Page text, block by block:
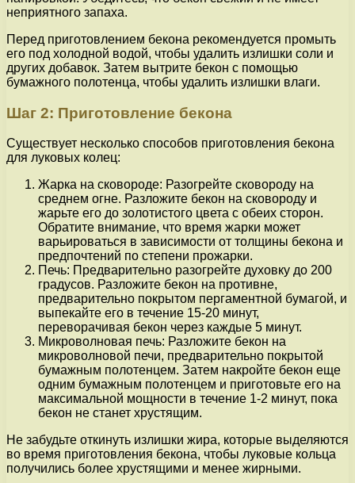
неприятного запаха.
Перед приготовлением бекона рекомендуется промыть
его под холодной водой, чтобы удалить излишки соли и
других добавок. Затем вытрите бекон с помощью
бумажного полотенца, чтобы удалить излишки влаги.
Шаг 2: Приготовление бекона
Существует несколько способов приготовления бекона
для луковых колец:
Жарка на сковороде: Разогрейте сковороду на
среднем огне. Разложите бекон на сковороду и
жарьте его до золотистого цвета с обеих сторон.
Обратите внимание, что время жарки может
варьироваться в зависимости от толщины бекона и
предпочтений по степени прожарки.
Печь: Предварительно разогрейте духовку до 200
градусов. Разложите бекон на противне,
предварительно покрытом пергаментной бумагой, и
выпекайте его в течение 15-20 минут,
переворачивая бекон через каждые 5 минут.
Микроволновая печь: Разложите бекон на
микроволновой печи, предварительно покрытой
бумажным полотенцем. Затем накройте бекон еще
одним бумажным полотенцем и приготовьте его на
максимальной мощности в течение 1-2 минут, пока
бекон не станет хрустящим.
Не забудьте откинуть излишки жира, которые выделяются
во время приготовления бекона, чтобы луковые кольца
получились более хрустящими и менее жирными.